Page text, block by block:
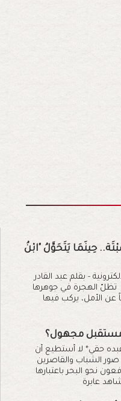
حِينَمَا يَتَحَوَّلُ "ابْنُ
- بقلم عبد القادر
تظلّ الهجرة في جوهرها
عن الأمل، يركب فيها
مجهول؟
حقي* لا أستطيع أن
صور الشباب والقاصرين
نحو البحر باعتبارها
عابرة